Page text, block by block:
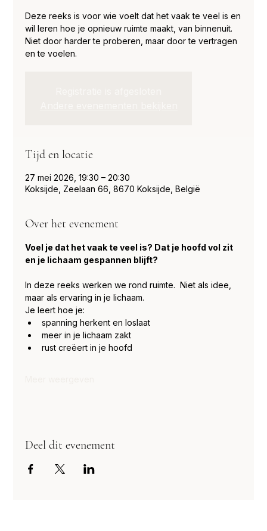
Deze reeks is voor wie voelt dat het vaak te veel is en
wil leren hoe je opnieuw ruimte maakt, van binnenuit.
Niet door harder te proberen, maar door te vertragen
en te voelen.
Tijd en locatie
27 mei 2026, 19:30 – 20:30
Koksijde, Zeelaan 66, 8670 Koksijde, België
Over het evenement
Voel je dat het vaak te veel is? Dat je hoofd vol zit
en je lichaam gespannen blijft?
In deze reeks werken we rond ruimte.  Niet als idee,
maar als ervaring in je lichaam.
Je leert hoe je:
spanning herkent en loslaat
meer in je lichaam zakt
rust creëert in je hoofd
Deel dit evenement